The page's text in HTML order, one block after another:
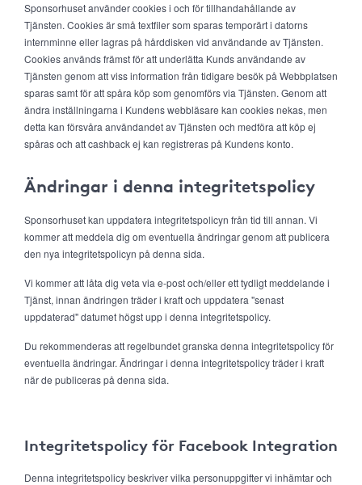
Sponsorhuset använder cookies i och för tillhandahållande av
Tjänsten. Cookies är små textfiler som sparas temporärt i datorns
internminne eller lagras på hårddisken vid användande av Tjänsten.
Cookies används främst för att underlätta Kunds användande av
Tjänsten genom att viss information från tidigare besök på Webbplatsen
sparas samt för att spåra köp som genomförs via Tjänsten. Genom att
ändra inställningarna i Kundens webbläsare kan cookies nekas, men
detta kan försvåra användandet av Tjänsten och medföra att köp ej
spåras och att cashback ej kan registreras på Kundens konto.
Ändringar i denna integritetspolicy
Sponsorhuset kan uppdatera integritetspolicyn från tid till annan. Vi
kommer att meddela dig om eventuella ändringar genom att publicera
den nya integritetspolicyn på denna sida.
Vi kommer att låta dig veta via e-post och/eller ett tydligt meddelande i
Tjänst, innan ändringen träder i kraft och uppdatera "senast
uppdaterad" datumet högst upp i denna integritetspolicy.
Du rekommenderas att regelbundet granska denna integritetspolicy för
eventuella ändringar. Ändringar i denna integritetspolicy träder i kraft
när de publiceras på denna sida.
Integritetspolicy för Facebook Integration
Denna integritetspolicy beskriver vilka personuppgifter vi inhämtar och